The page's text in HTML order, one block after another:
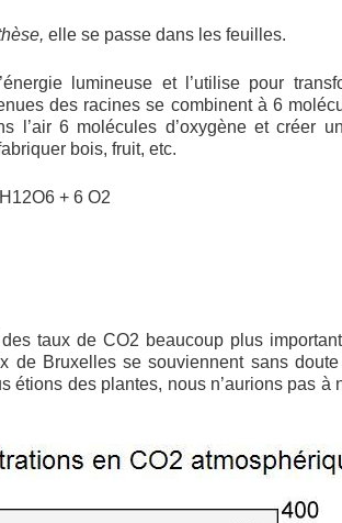
elle se passe dans les feuilles.
lumineuse et l’utilise pour
des racines se combinent à 6
l’air 6 molécules d’oxygène et créer
bois, fruit, etc.
+ 6 O2
taux de CO2 beaucoup plus
de Bruxelles se souviennent sans
étions des plantes, nous n’aurions pas à